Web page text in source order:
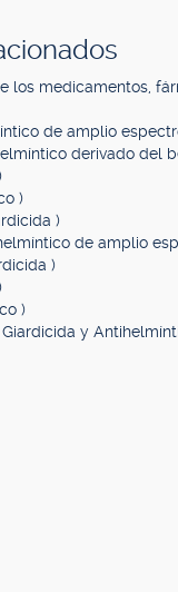
los medicamentos,
de amplio
derivado del
)
)
de amplio
)
)
y